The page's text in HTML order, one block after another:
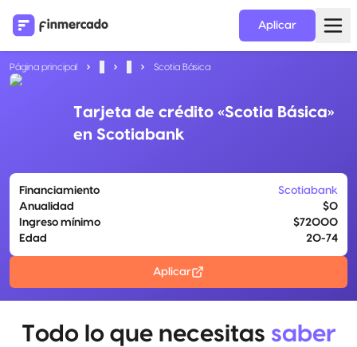
Aplicar
Página principal Scotia Básica
Tarjeta de crédito «Scotia Básica»
en Scotiabank
Financiamiento
Scotiabank
Anualidad
$0
Ingreso mínimo
$72000
Edad
20-74
Aplicar
Todo lo que necesitas saber